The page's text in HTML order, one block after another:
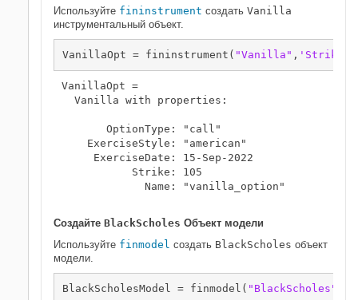
Используйте fininstrument создать Vanilla
инструментальный объект.
VanillaOpt = fininstrument( "Vanilla" , 'Strike'
VanillaOpt =
  Vanilla with properties:
       OptionType: "call"
    ExerciseStyle: "american"
     ExerciseDate: 15-Sep-2022
           Strike: 105
             Name: "vanilla_option"
Создайте BlackScholes Объект модели
Используйте finmodel создать BlackScholes объект
модели.
BlackScholesModel = finmodel( "BlackScholes"